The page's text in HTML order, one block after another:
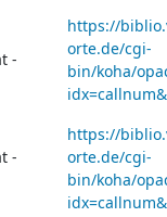
-
https://
orte.de/cgi-
bin/koha/
-
https://
orte.de/cgi-
bin/koha/